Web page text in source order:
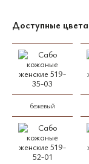
Доступные цвета
бежевый